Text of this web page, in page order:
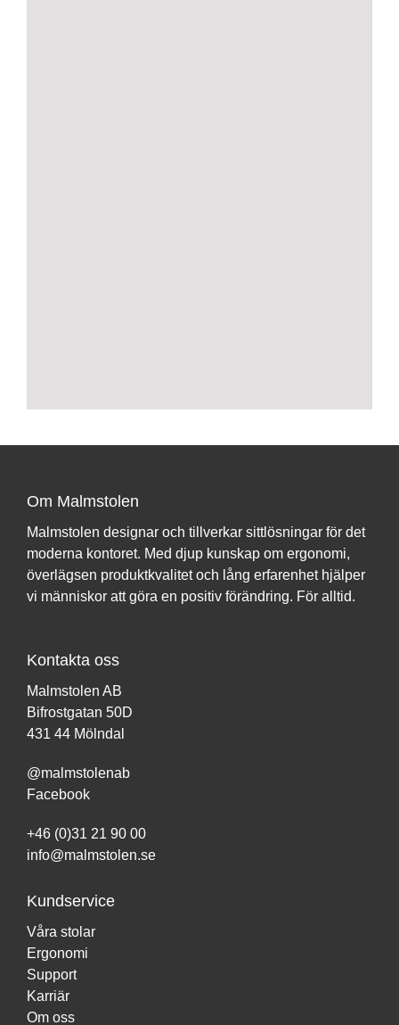
Om Malmstolen
Malmstolen designar och tillverkar sittlösningar för det
moderna kontoret. Med djup kunskap om ergonomi,
överlägsen produktkvalitet och lång erfarenhet hjälper
vi människor att göra en positiv förändring. För alltid.
Kontakta oss
Malmstolen AB
Bifrostgatan 50D
431 44 Mölndal
@malmstolenab
Facebook
+46 (0)31 21 90 00
info@malmstolen.se
Kundservice
Våra stolar
Ergonomi
Support
Karriär
Om oss